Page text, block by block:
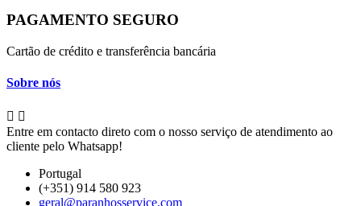
PAGAMENTO SEGURO
Cartão de crédito e transferência bancária
Sobre nós
 
Entre em contacto direto com o nosso serviço de atendimento ao
cliente pelo Whatsapp!
Portugal
(+351) 914 580 923
geral@paranhosservice.com